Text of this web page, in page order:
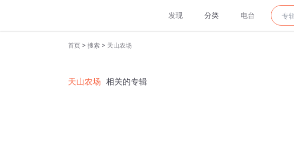
发现 分类 电台
首页 > 搜索 > 天山农场
天山农场 相关的专辑